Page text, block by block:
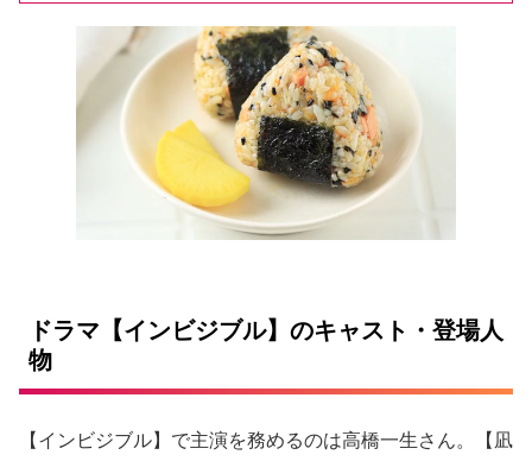
ドラマ【インビジブル】のキャスト・登場人
物
【インビジブル】で主演を務めるのは高橋一生さん。【凪